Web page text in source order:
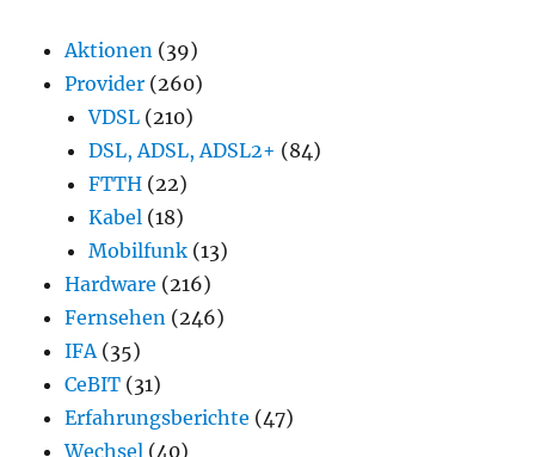
Aktionen (39)
Provider (260)
VDSL (210)
DSL, ADSL, ADSL2+ (84)
FTTH (22)
Kabel (18)
Mobilfunk (13)
Hardware (216)
Fernsehen (246)
IFA (35)
CeBIT (31)
Erfahrungsberichte (47)
Wechsel (40)